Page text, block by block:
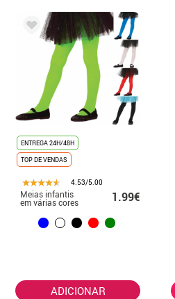
ENTREGA 24H/48H
TOP DE VENDAS
4.53/5.00
Meias infantis
em várias cores 1.99€
ADICIONAR